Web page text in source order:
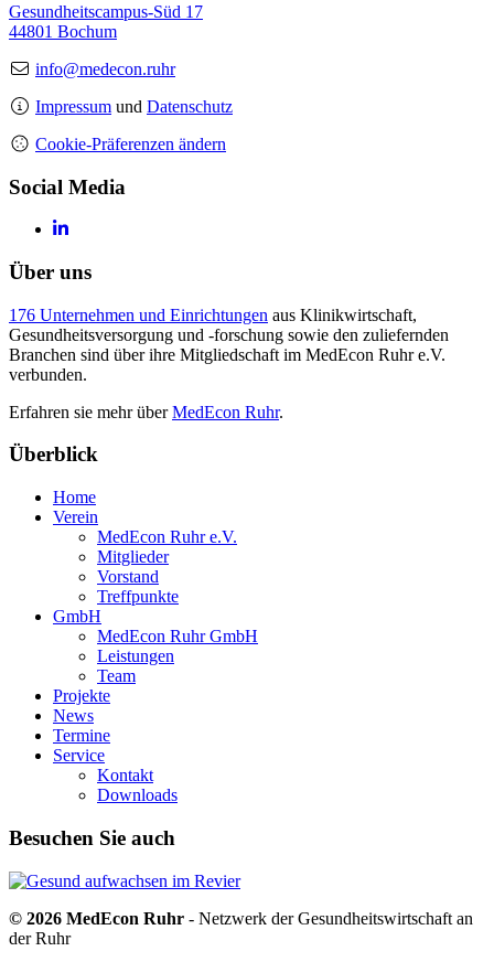
Gesundheitscampus-Süd 17
44801 Bochum
info@medecon.ruhr
Impressum und Datenschutz
Cookie-Präferenzen ändern
Social Media
Über uns
176 Unternehmen und Einrichtungen aus Klinikwirtschaft,
Gesundheitsversorgung und -forschung sowie den zuliefernden
Branchen sind über ihre Mitgliedschaft im MedEcon Ruhr e.V.
verbunden.
Erfahren sie mehr überMedEcon Ruhr.
Überblick
Home
Verein
MedEcon Ruhr e.V.
Mitglieder
Vorstand
Treffpunkte
GmbH
MedEcon Ruhr GmbH
Leistungen
Team
Projekte
News
Termine
Service
Kontakt
Downloads
Besuchen Sie auch
© 2026 MedEcon Ruhr - Netzwerk der Gesundheitswirtschaft an
der Ruhr